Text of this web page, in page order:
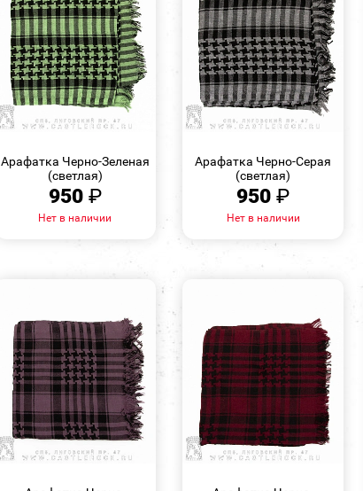
Арафатка Черно-Зеленая
(светлая)
950 ₽
Нет в наличии
Арафатка Черно-Серая
(светлая)
950₽
Нет в наличии